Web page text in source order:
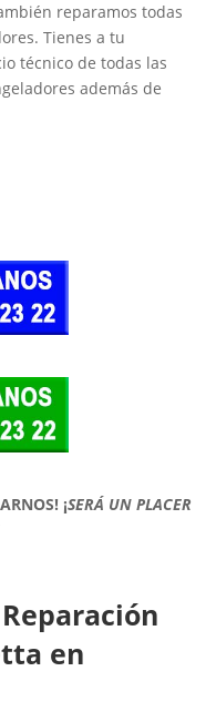
reparamos todas
Tienes a tu
técnico de todas las
además de
¡SERÁ UN PLACER
en